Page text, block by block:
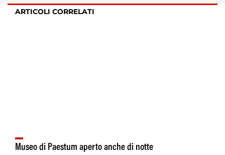
ARTICOLI CORRELATI
Museo di Paestum aperto anche di notte